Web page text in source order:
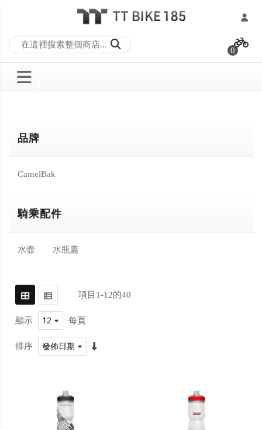
0
項目 1-12的40
顯示 每頁
排序
品牌
CamelBak
騎乘配件
水壺 水瓶蓋